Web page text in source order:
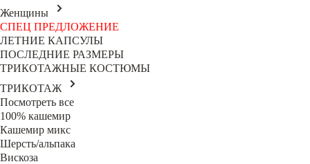
Женщины
СПЕЦ ПРЕДЛОЖЕНИЕ
ЛЕТНИЕ КАПСУЛЫ
ПОСЛЕДНИЕ РАЗМЕРЫ
ТРИКОТАЖНЫЕ КОСТЮМЫ
ТРИКОТАЖ
Посмотреть все
100% кашемир
Кашемир микс
Шерсть/альпака
Вискоза